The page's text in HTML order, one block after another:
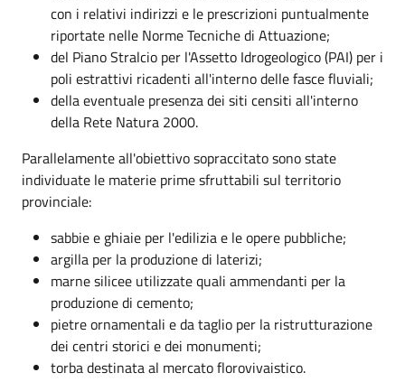
con i relativi indirizzi e le prescrizioni puntualmente
riportate nelle Norme Tecniche di Attuazione;
del Piano Stralcio per l'Assetto Idrogeologico (PAI) per i
poli estrattivi ricadenti all'interno delle fasce fluviali;
della eventuale presenza dei siti censiti all'interno
della Rete Natura 2000.
Parallelamente all'obiettivo sopraccitato sono state
individuate le materie prime sfruttabili sul territorio
provinciale:
sabbie e ghiaie per l'edilizia e le opere pubbliche;
argilla per la produzione di laterizi;
marne silicee utilizzate quali ammendanti per la
produzione di cemento;
pietre ornamentali e da taglio per la ristrutturazione
dei centri storici e dei monumenti;
torba destinata al mercato florovivaistico.